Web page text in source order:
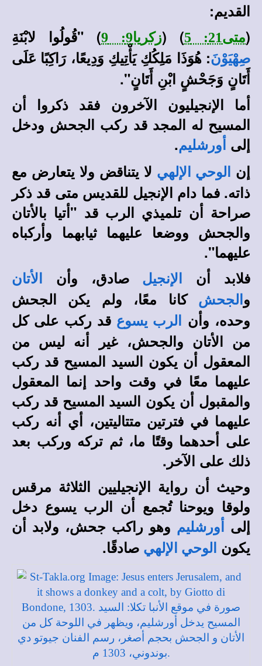
القديم:
(متى21: 5 ) (زكريا9: 9 ) "قُولُوا لابْنَةِ
صِهْيَوْنَ: هُوَذَا مَلِكُكِ يَأْتِيكِ وَدِيعًا، رَاكِبًا عَلَى
أَتَانٍ وَجَحْشٍ ابْنِ أَتَانٍ".
أما الإنجيليون الآخرون فقد ذكروا أن
المسيح له المجد قد ركب الجحش ودخل
إلى
أورشليم.
إن
الوحي الإلهي لا يتناقض ولا يتعارض مع
ذاته. فما دام الإنجيل للقديس متى قد ذكر
صراحة أن تلميذي الرب قد "أتيا بالأتان
والجحش ووضعا عليهما ثيابهما وأركباه
عليهما".
فلابد أن
الإنجيل صادق، وأن الأتان
و الجحش
كانا معًا، ولم يكن الجحش
وحده، وأن
الرب يسوع قد ركب على كل
من الأتان والجحش، غير أنه ليس من
المعقول أن يكون السيد المسيح قد ركب
عليهما معًا في وقت واحد إنما المعقول
والمقبول أن يكون السيد المسيح قد ركب
عليهما في فترتين متتاليتين، أي أنه ركب
على أحدهما وقتًا ما، ثم تركه وركب بعد
ذلك على الآخر.
وحيث أن رواية الإنجيليين الثلاثة مرقس
ولوقا ويوحنا تُجمع أن الرب يسوع دخل
إلى
أورشليم وهو راكب جحش، ولابد أن
يكون
الوحي الإلهي صادقًا.